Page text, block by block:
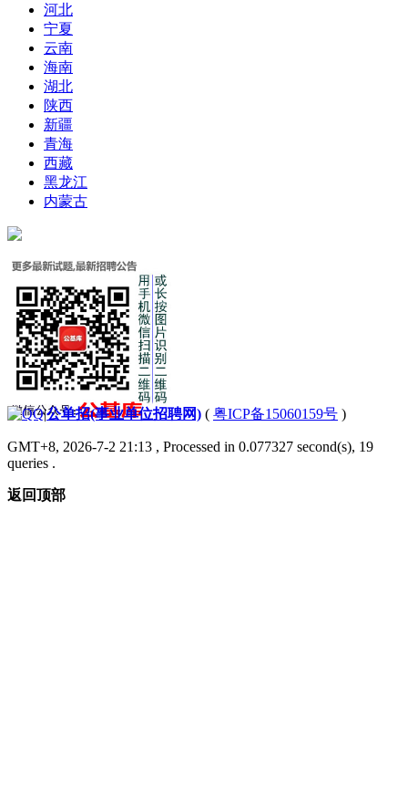
河北
宁夏
云南
海南
湖北
陕西
新疆
青海
西藏
黑龙江
内蒙古
|公单招(事业单位招聘网) ( 粤ICP备15060159号 )
GMT+8, 2026-7-2 21:13 , Processed in 0.077327 second(s), 19
queries .
返回顶部